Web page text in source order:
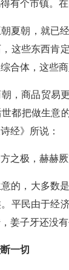
有个市镇。
夏朝，就已
这些东西肯
合体，这些
，商品贸易
都把做生意
经》所说：
之极，赫赫厥
的，大多数
平民由于经
姜子牙还没
一切